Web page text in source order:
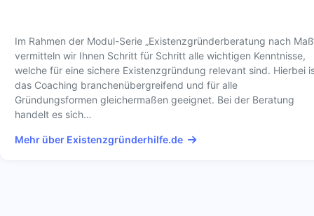
Im Rahmen der Modul-Serie „Existenzgründerberatung nach
vermitteln wir Ihnen Schritt für Schritt alle wichtigen Kenntnisse,
welche für eine sichere Existenzgründung relevant sind. Hierbei
das Coaching branchenübergreifend und für alle
Gründungsformen gleichermaßen geeignet. Bei der Beratung
handelt es sich…
Mehr über Existenzgründerhilfe.de